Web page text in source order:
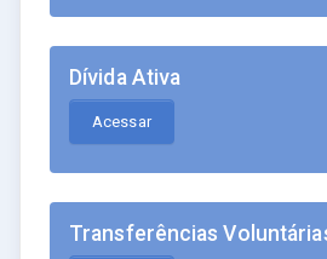
Dívida Ativa
Acessar
Transferências